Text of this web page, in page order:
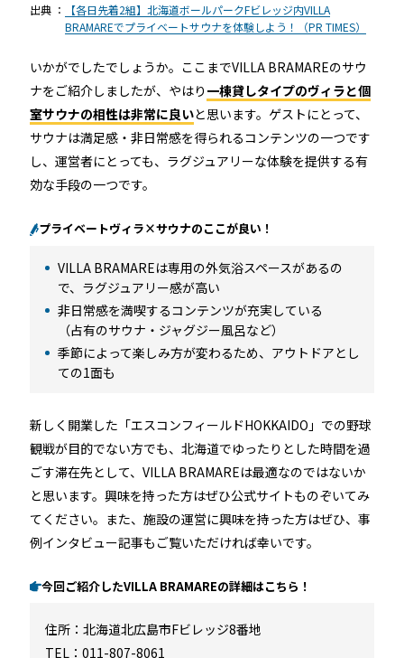
出典 ：
【各日先着2組】北海道ボールパークFビレッジ内VILLA
BRAMAREでプライベートサウナを体験しよう！（PR TIMES）
いかがでしたでしょうか。ここまでVILLA BRAMAREのサウ
ナをご紹介しましたが、やはり 一棟貸しタイプのヴィラと個
室サウナの相性は非常に良いと思います。ゲストにとって、
サウナは満足感・非日常感を得られるコンテンツの一つです
し、運営者にとっても、ラグジュアリーな体験を提供する有
効な手段の一つです。
プライベートヴィラ×サウナのここが良い！
VILLA BRAMAREは専用の外気浴スペースがあるの
で、ラグジュアリー感が高い
非日常感を満喫するコンテンツが充実している
（占有のサウナ・ジャグジー風呂など）
季節によって楽しみ方が変わるため、アウトドアとし
ての1面も
新しく開業した「エスコンフィールドHOKKAIDO」での野球
観戦が目的でない方でも、北海道でゆったりとした時間を過
ごす滞在先として、VILLA BRAMAREは最適なのではないか
と思います。興味を持った方はぜひ公式サイトものぞいてみ
てください。また、施設の運営に興味を持った方はぜひ、事
例インタビュー記事もご覧いただければ幸いです。
今回ご紹介したVILLA BRAMAREの詳細はこちら！
住所： 北海道北広島市Fビレッジ8番地
TEL：011-807-8061